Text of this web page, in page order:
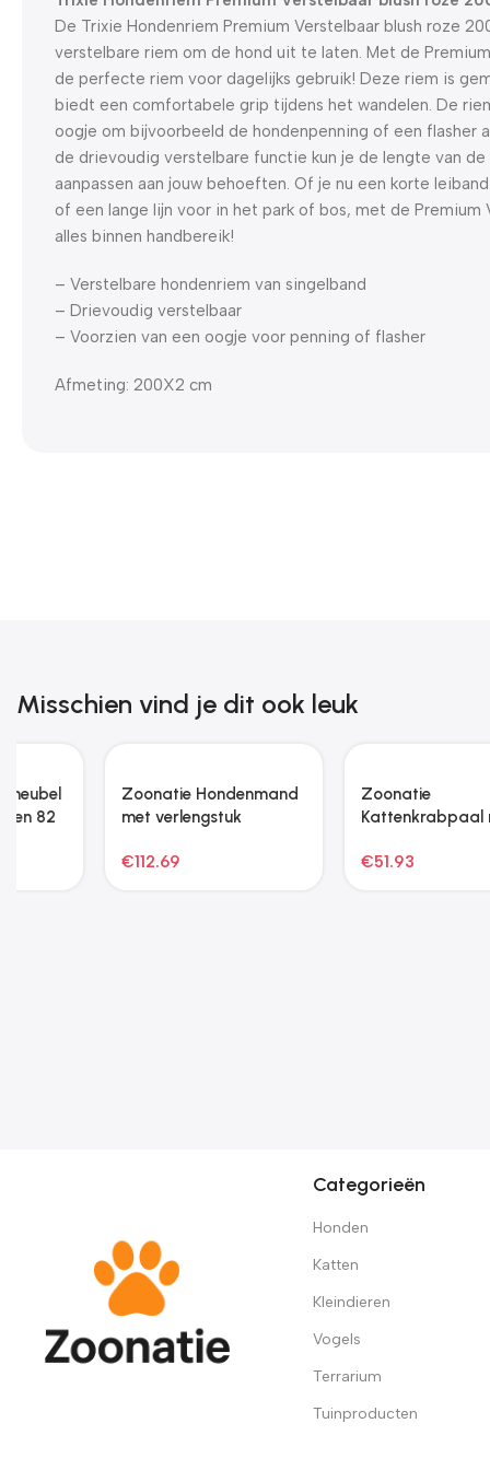
De Trixie Hondenriem Premium Verstelbaar blush roze
verstelbare riem om de hond uit te laten. Met de
de perfecte riem voor dagelijks gebruik! Deze riem is
biedt een comfortabele grip tijdens het wandelen. De
oogje om bijvoorbeeld de hondenpenning of een flasher
de drievoudig verstelbare functie kun je de lengte van
aanpassen aan jouw behoeften. Of je nu een korte
of een lange lijn voor in het park of bos, met de Premium
alles binnen handbereik!
– Verstelbare hondenriem van singelband
– Drievoudig verstelbaar
– Voorzien van een oogje voor penning of flasher
Afmeting: 200X2 cm
Misschien vind je dit ook leuk
Zoonatie Kippenhok
met dak 103x98x90 cm
Categorieën
Honden
Katten
Kleindieren
Vogels
Terrarium
Tuinproducten